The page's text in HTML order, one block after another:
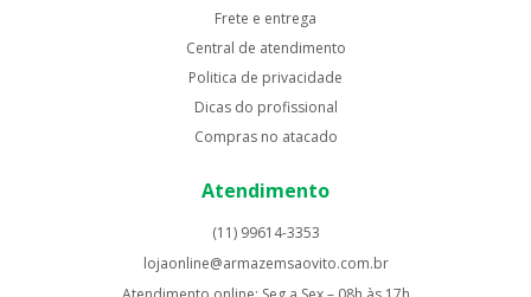
Frete e entrega
Central de atendimento
Politica de privacidade
Dicas do profissional
Compras no atacado
Atendimento
(11) 99614-3353
lojaonline@armazemsaovito.com.br